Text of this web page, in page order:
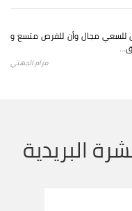
للسعي مجال وأن للفرص متسع و
مرام الجهني
البريدية